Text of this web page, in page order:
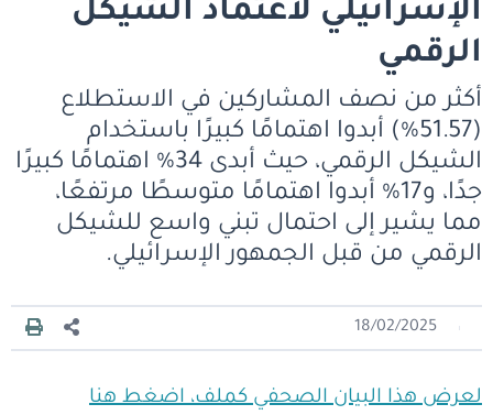
الإسرائيلي لاعتماد الشيكل
الرقمي
أكثر من نصف المشاركين في الاستطلاع
(51.57%) أبدوا اهتمامًا كبيرًا باستخدام
الشيكل الرقمي، حيث أبدى 34% اهتمامًا كبيرًا
جدًا، و17% أبدوا اهتمامًا متوسطًا مرتفعًا،
مما يشير إلى احتمال تبني واسع للشيكل
الرقمي من قبل الجمهور الإسرائيلي.
18/02/2025
لعرض هذا البيان الصحفي كملف، اضغط هنا